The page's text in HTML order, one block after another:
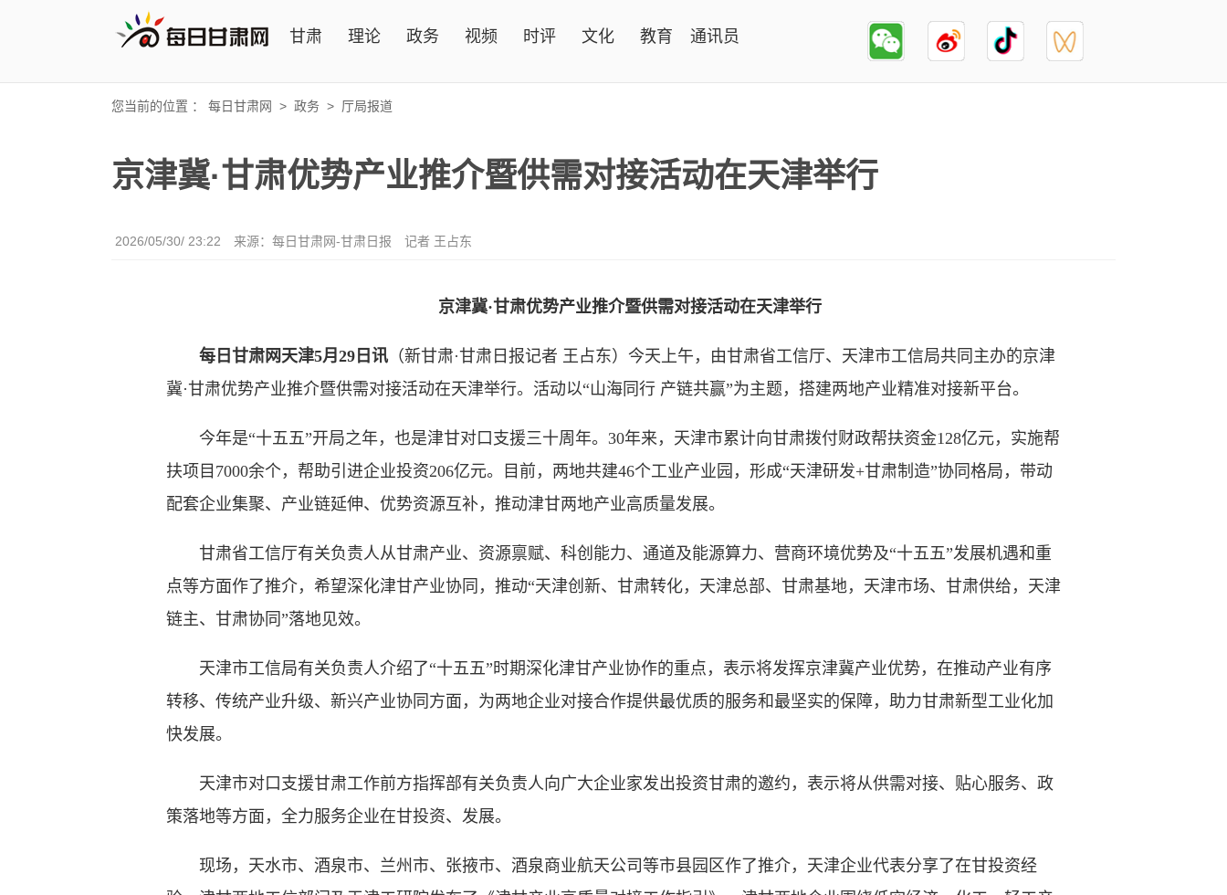
甘肃 理论 政务 视频 时评 文化 教育 通讯员
您当前的位置 ： 每日甘肃网 > 政务 > 厅局报道
京津冀·甘肃优势产业推介暨供需对接活动在天津举行
2026/05/30/ 23:22 来源：每日甘肃网-甘肃日报 记者 王占东
京津冀·甘肃优势产业推介暨供需对接活动在天津举行
每日甘肃网天津5月29日讯 （新甘肃·甘肃日报记者 王占东）今天上午，由甘肃省工信厅、天津市工信局共同主办的京津
冀·甘肃优势产业推介暨供需对接活动在天津举行。活动以“山海同行 产链共赢”为主题，搭建两地产业精准对接新平台。
今年是“十五五”开局之年，也是津甘对口支援三十周年。30年来，天津市累计向甘肃拨付财政帮扶资金128亿元，实施帮
扶项目7000余个，帮助引进企业投资206亿元。目前，两地共建46个工业产业园，形成“天津研发+甘肃制造”协同格局，带动
配套企业集聚、产业链延伸、优势资源互补，推动津甘两地产业高质量发展。
甘肃省工信厅有关负责人从甘肃产业、资源禀赋、科创能力、通道及能源算力、营商环境优势及“十五五”发展机遇和重
点等方面作了推介，希望深化津甘产业协同，推动“天津创新、甘肃转化，天津总部、甘肃基地，天津市场、甘肃供给，天津
链主、甘肃协同”落地见效。
天津市工信局有关负责人介绍了“十五五”时期深化津甘产业协作的重点，表示将发挥京津冀产业优势，在推动产业有序
转移、传统产业升级、新兴产业协同方面，为两地企业对接合作提供最优质的服务和最坚实的保障，助力甘肃新型工业化加
快发展。
天津市对口支援甘肃工作前方指挥部有关负责人向广大企业家发出投资甘肃的邀约，表示将从供需对接、贴心服务、政
策落地等方面，全力服务企业在甘投资、发展。
现场，天水市、酒泉市、兰州市、张掖市、酒泉商业航天公司等市县园区作了推介，天津企业代表分享了在甘投资经